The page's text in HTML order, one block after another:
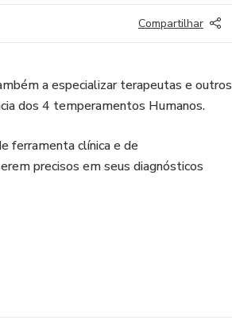
Compartilhar
a especializar terapeutas e outros
dos 4 temperamentos Humanos.
ferramenta clínica e de
precisos em seus diagnósticos